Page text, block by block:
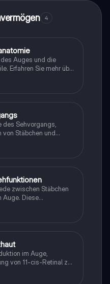
4
Auges und die
Erfahren Sie mehr über
räumliches Sehen
Sie die
die sich für die
Auges
des Sehvorgangs,
von Stäbchen und
rezeptiven Feldern und
Zusammenfassung
unterschiedliche
LK Schüler.
zwischen Stäbchen
Auge. Diese
die Struktur, Funktion,
der
im Auge,
von 11-cis-Retinal zu
Rhodopsin und
und Funktion der